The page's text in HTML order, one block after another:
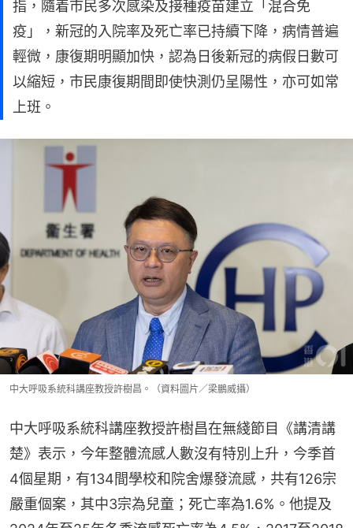
指，隨着市民多次感染及接種疫苗建立「混合免
疫」，新冠的入院率及死亡率已持續下降，病情普遍
輕微，康復期明顯加快，認為日後新冠的病假日數可
以縮短，市民康復期間即使快測仍呈陽性，亦可如常
上班。
中大呼吸系統科講座教授許樹昌。（資料圖片／梁鵬威攝）
中大呼吸系統科講座教授許樹昌在無綫節目《講清講
楚》表示，今年整體流感人數沒有特別上升，今季首
4個星期，有134間學校和院舍爆發流感，共有126宗
嚴重個案，其中3宗為兒童；死亡率為1.6%。他提及